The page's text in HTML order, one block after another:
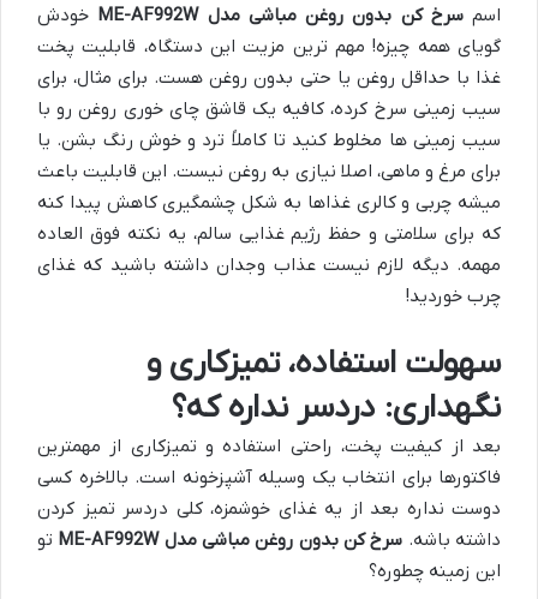
اسمسرخ کن بدون روغن مباشی مدل ME-AF992W
خودش
گویای همه چیزه! مهم ترین مزیت این دستگاه، قابلیت پخت
غذا با حداقل روغن یا حتی بدون روغن هست. برای مثال، برای
سیب زمینی سرخ کرده، کافیه یک قاشق چای خوری روغن رو با
سیب زمینی ها مخلوط کنید تا کاملاً ترد و خوش رنگ بشن. یا
برای مرغ و ماهی، اصلا نیازی به روغن نیست. این قابلیت باعث
میشه چربی و کالری غذاها به شکل چشمگیری کاهش پیدا کنه
که برای سلامتی و حفظ رژیم غذایی سالم، یه نکته فوق العاده
مهمه. دیگه لازم نیست عذاب وجدان داشته باشید که غذای
چرب خوردید!
سهولت استفاده، تمیزکاری و
نگهداری: دردسر نداره که؟
بعد از کیفیت پخت، راحتی استفاده و تمیزکاری از مهمترین
فاکتورها برای انتخاب یک وسیله آشپزخونه است. بالاخره کسی
دوست نداره بعد از یه غذای خوشمزه، کلی دردسر تمیز کردن
داشته باشه. سرخ کن بدون روغن مباشی مدل ME-AF992W
تو
این زمینه چطوره؟